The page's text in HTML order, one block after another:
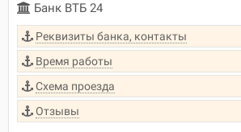
Банк ВТБ 24
Реквизиты банка, контакты
Время работы
Схема проезда
Отзывы